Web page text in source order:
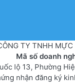
TY TNHH
Mã số doanh
lộ 13, Phường
nhận đăng ký